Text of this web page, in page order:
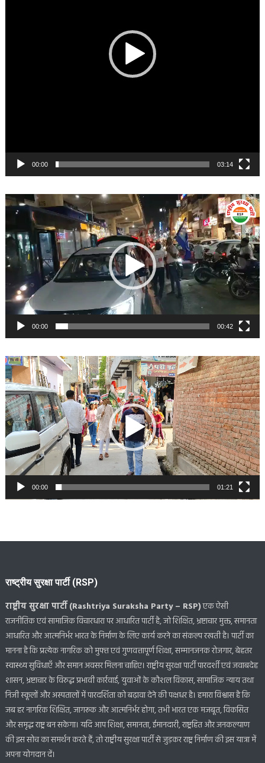
00:00 03:14
Video
Player
00:00 00:42
Video
Player
00:00 01:21
राष्ट्रीय सुरक्षा पार्टी (RSP)
राष्ट्रीय सुरक्षा पार्टी (Rashtriya Suraksha Party – RSP)एक ऐसी
राजनीतिक एवं सामाजिक विचारधारा पर आधारित पार्टी है, जो शिक्षित, भ्रष्टाचार मुक्त, समानता
आधारित और आत्मनिर्भर भारत के निर्माण के लिए कार्य करने का संकल्प रखती है। पार्टी का
मानना है कि प्रत्येक नागरिक को मुफ्त एवं गुणवत्तापूर्ण शिक्षा, सम्मानजनक रोजगार, बेहतर
स्वास्थ्य सुविधाएँ और समान अवसर मिलना चाहिए। राष्ट्रीय सुरक्षा पार्टी पारदर्शी एवं जवाबदेह
शासन, भ्रष्टाचार के विरुद्ध प्रभावी कार्रवाई, युवाओं के कौशल विकास, सामाजिक न्याय तथा
निजी स्कूलों और अस्पतालों में पारदर्शिता को बढ़ावा देने की पक्षधर है। हमारा विश्वास है कि
जब हर नागरिक शिक्षित, जागरूक और आत्मनिर्भर होगा, तभी भारत एक मजबूत, विकसित
और समृद्ध राष्ट्र बन सकेगा। यदि आप शिक्षा, समानता, ईमानदारी, राष्ट्रहित और जनकल्याण
की इस सोच का समर्थन करते हैं, तो राष्ट्रीय सुरक्षा पार्टी से जुड़कर राष्ट्र निर्माण की इस यात्रा में
अपना योगदान दें।